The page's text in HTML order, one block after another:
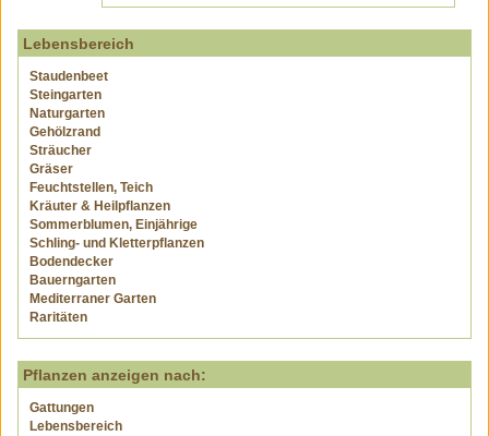
Lebensbereich
Staudenbeet
Steingarten
Naturgarten
Gehölzrand
Sträucher
Gräser
Feuchtstellen, Teich
Kräuter & Heilpflanzen
Sommerblumen, Einjährige
Schling- und Kletterpflanzen
Bodendecker
Bauerngarten
Mediterraner Garten
Raritäten
Pflanzen anzeigen nach:
Gattungen
Lebensbereich